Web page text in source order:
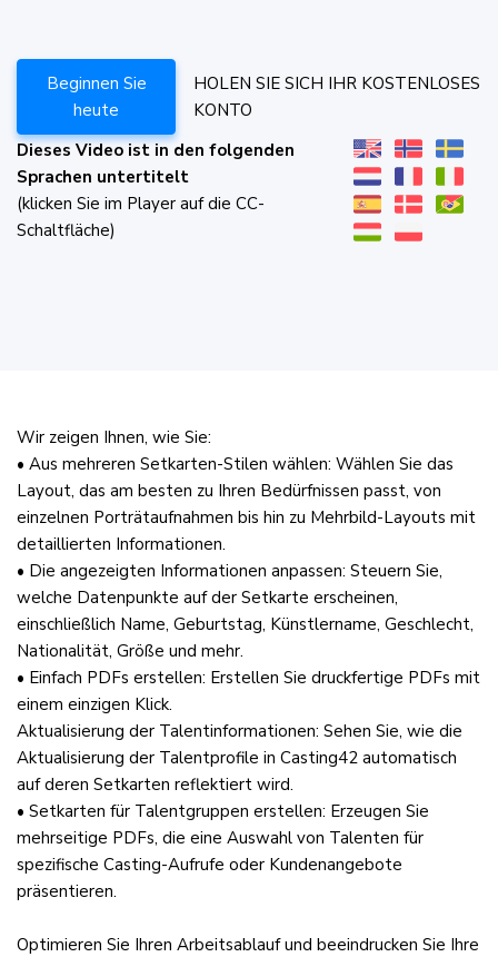
Beginnen Sie
heute
HOLEN SIE SICH IHR KOSTENLOSES
KONTO
Dieses Video ist in den folgenden
Sprachen untertitelt
(klicken Sie im Player auf die CC-
Schaltfläche)
Wir zeigen Ihnen, wie Sie:
• Aus mehreren Setkarten-Stilen wählen: Wählen Sie das
Layout, das am besten zu Ihren Bedürfnissen passt, von
einzelnen Porträtaufnahmen bis hin zu Mehrbild-Layouts mit
detaillierten Informationen.
• Die angezeigten Informationen anpassen: Steuern Sie,
welche Datenpunkte auf der Setkarte erscheinen,
einschließlich Name, Geburtstag, Künstlername, Geschlecht,
Nationalität, Größe und mehr.
• Einfach PDFs erstellen: Erstellen Sie druckfertige PDFs mit
einem einzigen Klick.
Aktualisierung der Talentinformationen: Sehen Sie, wie die
Aktualisierung der Talentprofile in Casting42 automatisch
auf deren Setkarten reflektiert wird.
• Setkarten für Talentgruppen erstellen: Erzeugen Sie
mehrseitige PDFs, die eine Auswahl von Talenten für
spezifische Casting-Aufrufe oder Kundenangebote
präsentieren.
Optimieren Sie Ihren Arbeitsablauf und beeindrucken Sie Ihre